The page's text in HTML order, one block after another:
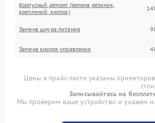
Корпусный ремонт (замена резинок,
креплений, кнопок)
Замена шнура питания
Замена кнопок управления
Цены в прайс-листе указаны
Записывайтесь на
Мы проверим ваше устройство и укажем